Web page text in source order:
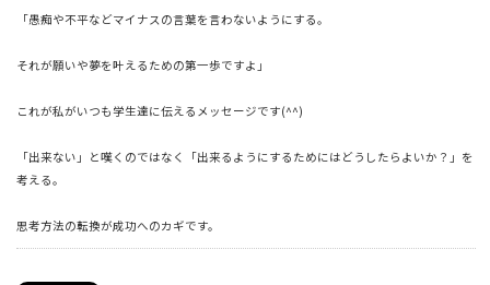
「愚痴や不平などマイナスの言葉を言わないようにする。
それが願いや夢を叶えるための第一歩ですよ」
これが私がいつも学生達に伝えるメッセージです(^^)
「出来ない」と嘆くのではなく「出来るようにするためにはどうしたらよいか？」を
考える。
思考方法の転換が成功へのカギです。